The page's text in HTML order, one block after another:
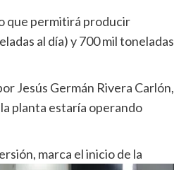
que permitirá producir
al día) y 700 mil toneladas
Jesús Germán Rivera Carlón,
planta estaría operando
marca el inicio de la